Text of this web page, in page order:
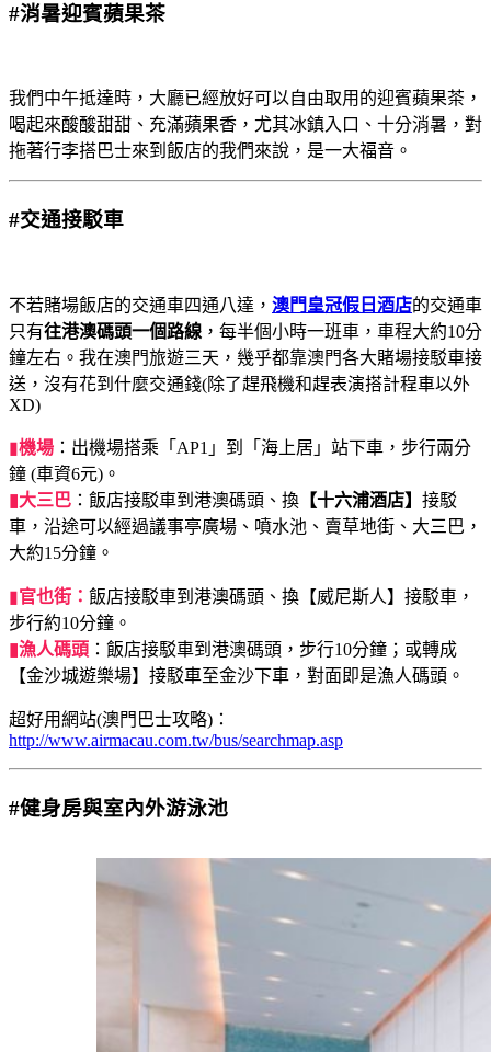
#消暑迎賓蘋果茶
我們中午抵達時，大廳已經放好可以自由取用的迎賓蘋果茶，
喝起來酸酸甜甜、充滿蘋果香，尤其冰鎮入口、十分消暑，對
拖著行李搭巴士來到飯店的我們來說，是一大福音。
#交通接駁車
不若賭場飯店的交通車四通八達， 澳門皇冠假日酒店的交通車
只有往港澳碼頭一個路線 ，每半個小時一班車，車程大約10分
鐘左右。我在澳門旅遊三天，幾乎都靠澳門各大賭場接駁車接
送，沒有花到什麼交通錢(除了趕飛機和趕表演搭計程車以外
XD)
▮機場 ：出機場搭乘「AP1」到「海上居」站下車，步行兩分
鐘 (車資6元)。
▮大三 巴 ：飯店接駁車到港澳碼頭、換 【十六浦酒店】 接駁
車，沿途可以經過議事亭廣場、噴水池、賣草地街、大三巴，
大約15分鐘。
▮官也街： 飯店接駁車到港澳碼頭、換【威尼斯人】接駁車，
步行約10分鐘。
▮漁人碼頭 ：飯店接駁車到港澳碼頭，步行10分鐘；或轉成
【金沙城遊樂場】接駁車至金沙下車，對面即是漁人碼頭。
超好用網站(澳門巴士攻略)：
http://www.airmacau.com.tw/bus/searchmap.asp
#健身房與室內外游泳池